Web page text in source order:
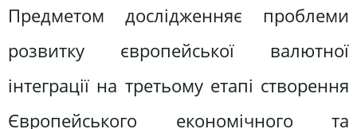
Предметом дослідженняє проблеми
розвитку європейської валютної
інтеграції на третьому етапі створення
Європейського економічного та